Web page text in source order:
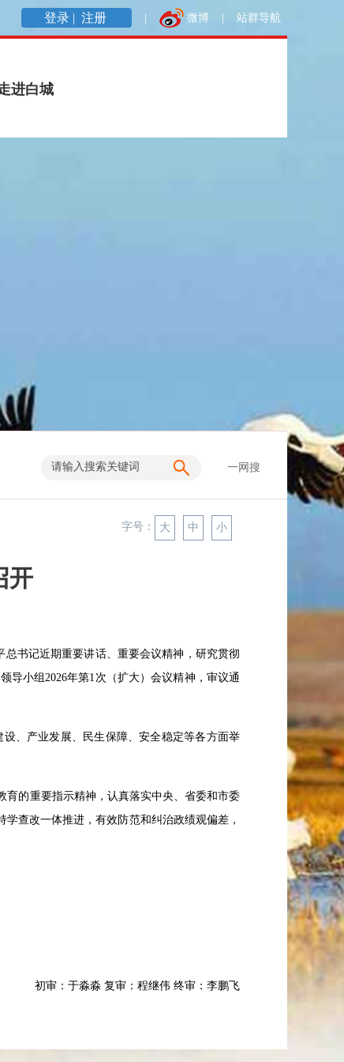
站群导航
微博
登录 | 注册
进白城
一网搜
字号： 大 中 小
开
书记近期重要讲话、重要会议精神，研究贯彻
导小组2026年第1 次（扩大）会议精神，审议通
、产业发展、民生保障、安全稳定等各方面举
育的重要指示精神，认真落实中央、省委和市委
学查改一体推进，有效防范和纠治政绩观偏差，
初审：于淼淼 复审：程继伟 终审：李鹏飞